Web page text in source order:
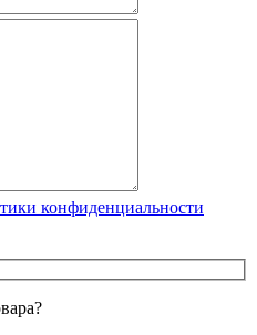
конфиденциальности